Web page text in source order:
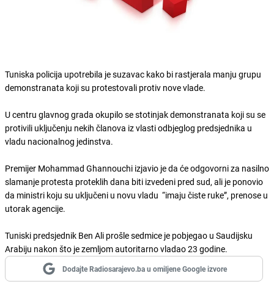
Tuniska policija upotrebila je suzavac kako bi rastjerala manju grupu
demonstranata koji su protestovali protiv nove vlade.
U centru glavnog grada okupilo se stotinjak demonstranata koji su se
protivili uključenju nekih članova iz vlasti odbjeglog predsjednika u
vladu nacionalnog jedinstva.
Premijer Mohammad Ghannouchi izjavio je da će odgovorni za nasilno
slamanje protesta proteklih dana biti izvedeni pred sud, ali je ponovio
da ministri koju su uključeni u novu vladu “imaju čiste ruke”, prenose u
utorak agencije.
Tuniski predsjednik Ben Ali prošle sedmice je pobjegao u Saudijsku
Arabiju nakon što je zemljom autoritarno vladao 23 godine.
Dodajte Radiosarajevo.ba u omiljene Google izvore